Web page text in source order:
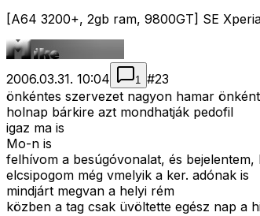
[A64 3200+, 2gb ram, 9800GT] SE
2006.03.31. 10:04 1 #23
önkéntes szervezet nagyon hamar
holnap bárkire azt mondhatják pedofil
igaz ma is
Mo-n is
felhívom a besúgóvonalat, és
elcsipogom még vmelyik a ker. adónak is
mindjárt megvan a helyi rém
közben a tag csak üvöltette egész nap a